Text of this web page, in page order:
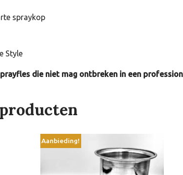
spraykop
Style
die niet mag ontbreken in een
Aanbieding!